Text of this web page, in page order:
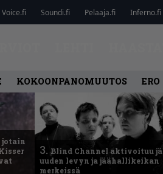
Voice.fi Soundi.fi Pelaaja.fi Inferno.fi
KOKOONPANOMUUTOS ERO
jotain
3.Blind Channel aktivoituu
uuden levyn ja jäähallikeikan
merkeissä